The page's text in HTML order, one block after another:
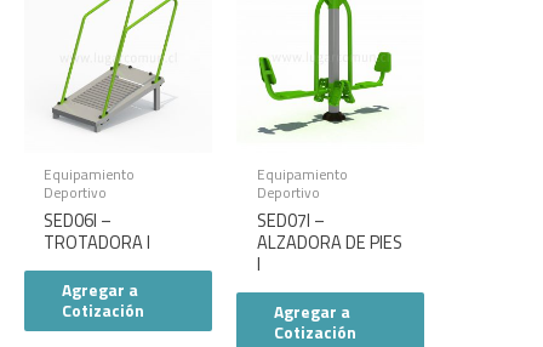
Equipamiento
Deportivo
SED06I –
TROTADORA I
Agregar a
Cotización
Equipamiento
Deportivo
SED07I –
ALZADORA DE PIES
I
Agregar a
Cotización